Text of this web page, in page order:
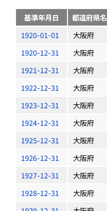
基準年月日 都道府県名
1920-01-01
大阪府
1920-12-31
大阪府
1921-12-31
大阪府
1922-12-31
大阪府
1923-12-31
大阪府
1924-12-31
大阪府
1925-12-31
大阪府
1926-12-31
大阪府
1927-12-31
大阪府
1928-12-31
大阪府